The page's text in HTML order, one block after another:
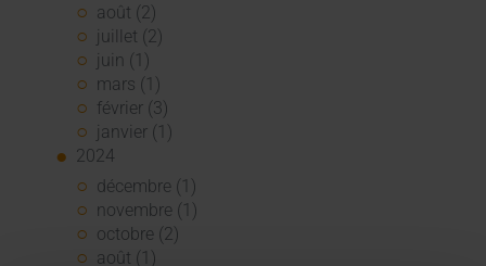
août (2)
juillet (2)
juin (1)
mars (1)
février (3)
janvier (1)
2024
décembre (1)
novembre (1)
octobre (2)
août (1)